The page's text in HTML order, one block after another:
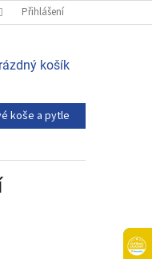
OSOBNÍCH ÚDAJŮ
Přihlášení
košík
koše a pytle